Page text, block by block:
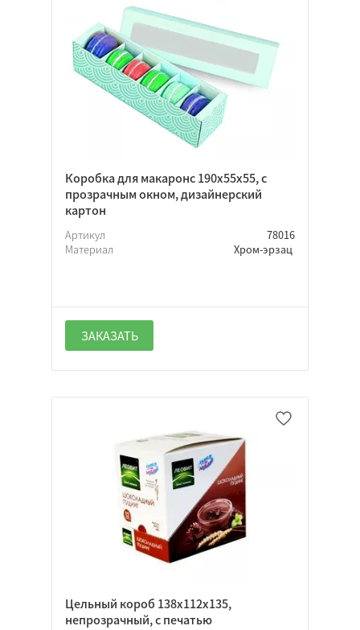
Коробка для макаронс 190х55х55, с
прозрачным окном, дизайнерский
картон
Артикул
78016
Материал
Хром-эрзац
ЗАКАЗАТЬ
Цельный короб 138x112x135,
непрозрачный, с печатью